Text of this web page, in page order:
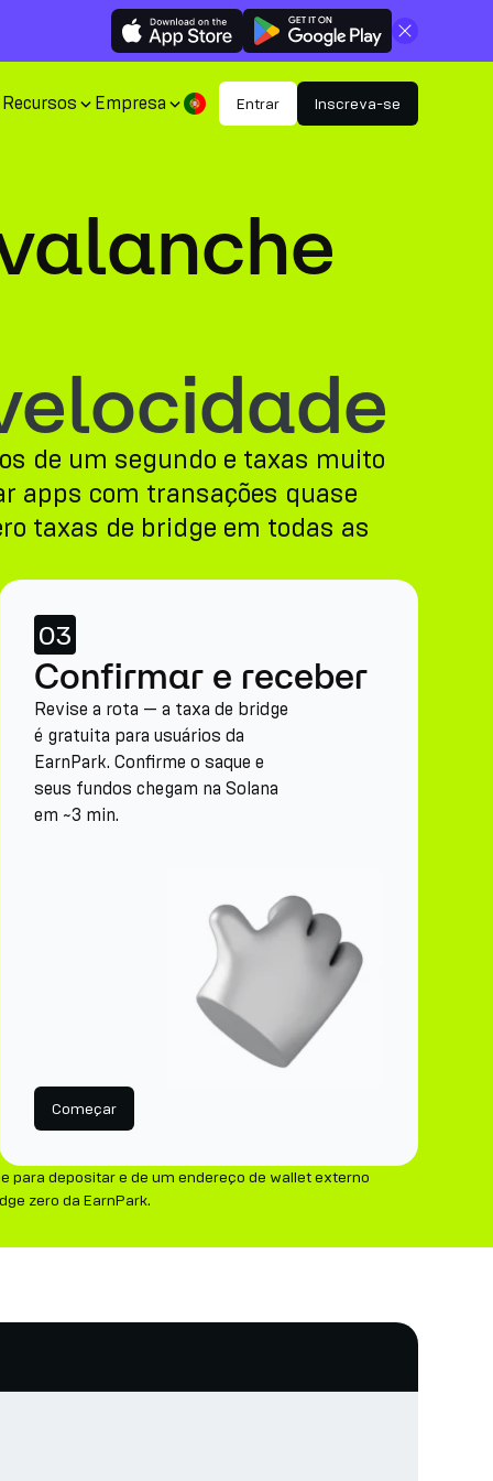
Fechar
Recursos Empresa Entrar Inscreva-se
de um segundo e taxas muito
apps com transações quase
taxas de bridge em todas as
03
Confirmar e receber
Revise a rota — a taxa de bridge
é gratuita para usuários da
EarnPark. Confirme o saque e
seus fundos chegam na Solana
em ~3 min.
Começar
para depositar e de um endereço de wallet externo
zero da EarnPark.